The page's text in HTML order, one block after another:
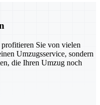
Sie von vielen
Umzugsservice, sondern
die Ihren Umzug noch